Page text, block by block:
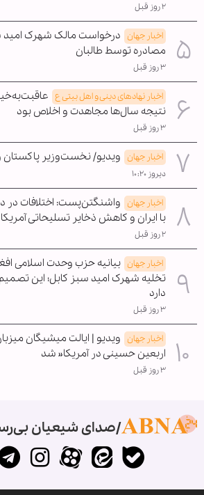
۲ روز قبل
اخبار جهان درخواست مالک شهرک امید
مصادره توسط طالبان
۳ روز قبل
اخبار نهادهای دینی و اهل بیتی ع
نتیجه سال‌ها مجاهدت و اخلاص بود
۳ روز قبل
اخبار جهان ویدیو/ نخست‌وزیر پاکستان
دیروز ۱۰:۲۰
اخبار جهان واشنگتن‌پست: اختلافات
با ایران و کاهش ذخایر تسلیحاتی
۲ روز قبل
اخبار جهان بیانیه حزب وحدت اسلامی
تخلیه شهرک امید سبز کابل؛ این
دارد
۳ روز قبل
اخبار جهان ویدیو | ایالت میشیگان
اربعین حسینی در آمریکا« شد
۳ روز قبل
صدای شیعیان